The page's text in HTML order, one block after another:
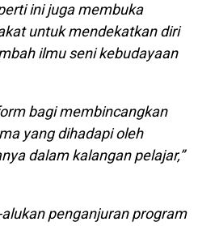
ini juga membuka
untuk mendekatkan diri
ilmu seni kebudayaan
bagi membincangkan
yang dihadapi oleh
dalam kalangan pelajar,”
penganjuran program